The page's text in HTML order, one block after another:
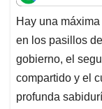
t
s
A
p
p
e
b
o
o
k
Hay una
en los pasillos
gobierno, el
compartido y el
profunda